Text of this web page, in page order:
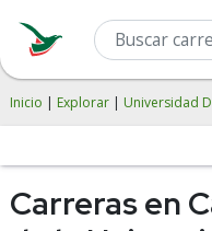
Inicio | Explorar | Universidad
Carreras en